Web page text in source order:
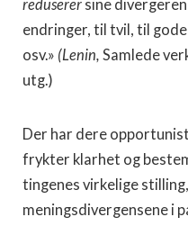
reduserer sine
endringer, til tvil, til
osv.» (Lenin, Samlede
utg.)
Der har dere
frykter klarhet og
tingenes virkelige
meningsdivergensene i